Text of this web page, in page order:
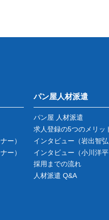
ー）
ー）
パン屋人材派遣
パン屋 人材派遣
求人登録の5つのメリッ
インタビュー （岩出智
インタビュー （小川洋
採用までの流れ
人材派遣 Q&A